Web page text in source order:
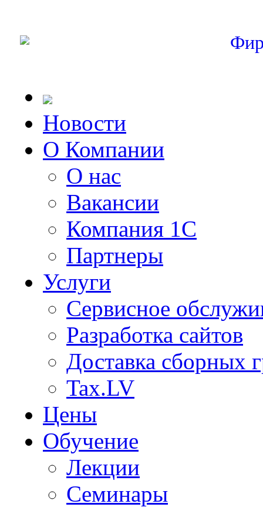
Новости
О Компании
О нас
Вакансии
Компания 1С
Партнеры
Услуги
Сервисное
Разработка сайтов
Доставка сборных
Tax.LV
Цены
Обучение
Лекции
Семинары